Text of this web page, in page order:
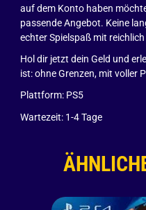
auf dem Konto haben
passende Angebot. Keine
echter Spielspaß mit reichlich
Hol dir jetzt dein Geld und
ist: ohne Grenzen, mit voller
Plattform: PS5
Wartezeit: 1-4 Tage